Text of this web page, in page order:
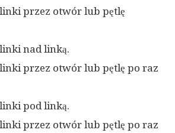
linki przez otwór lub pętlę
nad linką.
linki przez otwór lub pętlę po raz
pod linką.
linki przez otwór lub pętlę po raz